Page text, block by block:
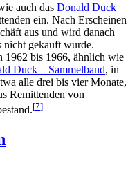
auch das Donald Duck
ein. Nach Erscheinen
aus und wird danach
nicht gekauft wurde.
1962 bis 1966, ähnlich wie
Duck – Sammelband, in
alle drei bis vier Monate,
Remittenden von
[7]